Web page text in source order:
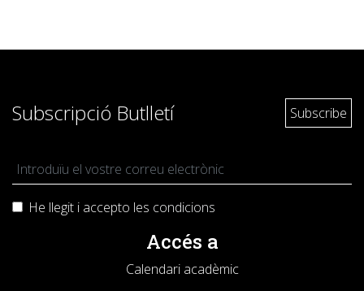
Subscripció Butlletí
He llegit i accepto les condicions
Accés a
Calendari acadèmic